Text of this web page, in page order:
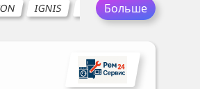
IGNIS KORTING LERAN
Больше